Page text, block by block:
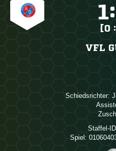
:
[0
VFL
Schiedsrichter:
Staffel-
Spiel: